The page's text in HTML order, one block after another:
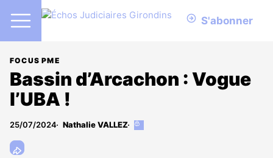
S'abonner
FOCUS PME
Bassin d’Arcachon : Vogue
l’UBA !
25/07/2024 Nathalie VALLEZ
Cet